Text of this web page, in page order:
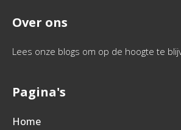
Over ons
Lees onze blogs om op de hoogte te
Pagina's
Home